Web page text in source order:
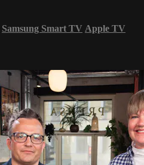
Samsung Smart TV Apple TV